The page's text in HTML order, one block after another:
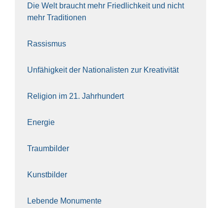
Die Welt braucht mehr Fried­lich­keit und nicht
mehr Tra­di­tio­nen
Ras­sis­mus
Unfä­hig­keit der Natio­na­lis­ten zur Krea­ti­vi­tät
Reli­gi­on im 21. Jahr­hun­dert
Ener­gie
Traum­bil­der
Kunst­bil­der
Leben­de Monu­men­te